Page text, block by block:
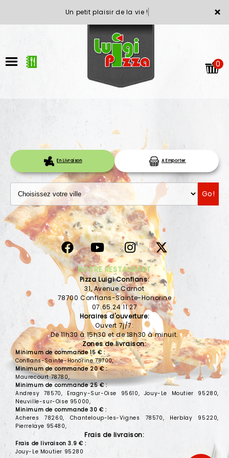
×
Un petit plaisir de la vie !
ACCUEIL
LA CARTE
VOTRE COMPTE
NOTRE RESTAURANT
VOS AVIS
MENTIONS LÉGALES
0
En Livraison A Emporter
Go!
NOTRE RESTAURANT
Pizza Luigi Conflans:
31, Avenue Carnot
78700 Conflans-Sainte-Honorine
07.65.24.11.27
Horaires d'ouverture:
Ouvert 7j/7:
De 11h30 à 15h30 et de 18h30 à minuit.
Zones de livraison:
Minimum de commande 15 € :
Conflans-Sainte-Honorine 78700,
Minimum de commande 20 € :
Maurecourt 78780,
Minimum de commande 25 € :
Andresy 78570, Eragny-Sur-Oise 95610, Jouy-Le Moutier 95280,
Neuville-sur-Oise 95000,
Minimum de commande 30 € :
Acheres 78260, Chanteloup-les-Vignes 78570, Herblay 95220,
Pierrelaye 95480,
Frais de livraison:
Frais de livraison 3.9 € :
Jouy-Le Moutier 95280